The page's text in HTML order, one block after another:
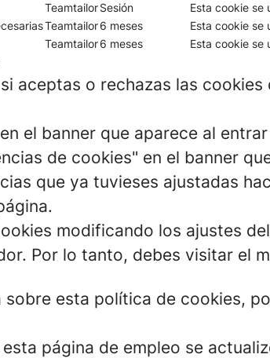
TeamtailorSesión
Esta cookie se
Teamtailor6 meses
Esta cookie se
Teamtailor6 meses Esta cookie se
aceptas o rechazas las
el banner que aparece al
de cookies" en el banner
que ya tuvieses ajustadas
modificando los ajustes
Por lo tanto, debes visitar el
sobre esta política de cookies,
página de empleo se